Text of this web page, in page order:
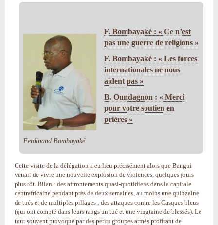
Ferdinand Bombayaké
F. Bombayaké : « Ce n’est
pas une guerre de religions »
F. Bombayaké : « Les forces
internationales ne nous
aident pas »
B. Oundagnon : « Merci
pour votre soutien en
prières »
Cette visite de la délégation a eu lieu précisément alors que Bangui
venait de vivre une nouvelle explosion de violences, quelques jours
plus tôt. Bilan : des affrontements quasi-quotidiens dans la capitale
centrafricaine pendant près de deux semaines, au moins une quinzaine
de tués et de multiples pillages ; des attaques contre les Casques bleus
(qui ont compté dans leurs rangs un tué et une vingtaine de blessés). Le
tout souvent provoqué par des petits groupes armés profitant de